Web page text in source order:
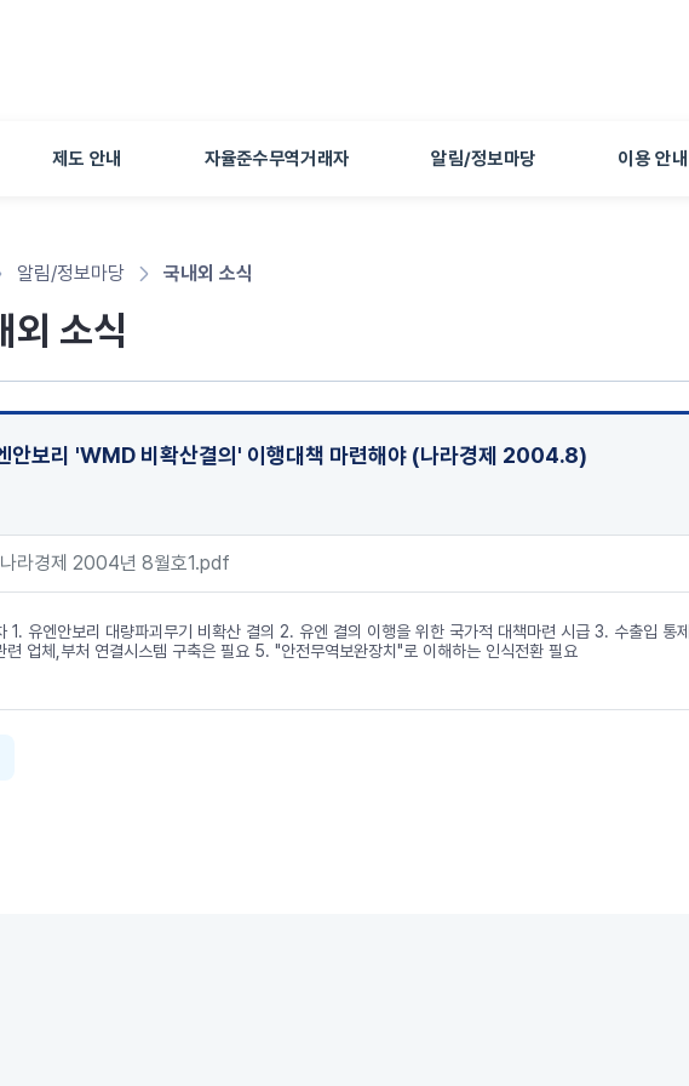
제도 안내 자율준수무역거래자 알림/정보마당 이용 안내
알림/정보마당 국내외 소식
외 소식
안보리 'WMD 비확산결의' 이행대책 마련해야 (나라경제 2004.8)
나라경제 2004년 8월호1.pdf
1. 유엔안보리 대량파괴무기 비확산 결의 2. 유엔 결의 이행을 위한 국가적 대책마련 시급 3. 수출입
련 업체,부처 연결시스템 구축은 필요 5. "안전무역보완장치"로 이해하는 인식전환 필요